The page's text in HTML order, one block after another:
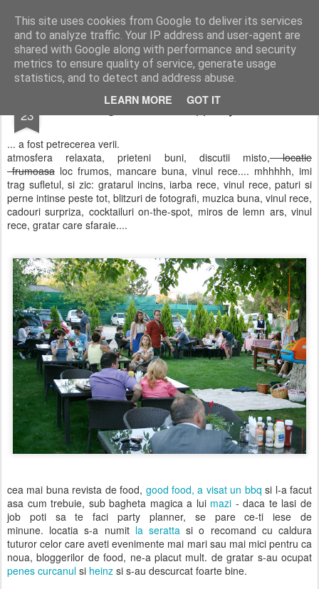
This site uses cookies from Google to deliver its services
and to analyze traffic. Your IP address and user-agent are
shared with Google along with performance and security
metrics to ensure quality of service, generate usage
statistics, and to detect and address abuse.
LEARN MORE GOT IT
wine and knives
23 good food bbq party...
... a fost petrecerea verii.
atmosfera relaxata, prieteni buni, discutii misto,locatie
frumoasa loc frumos, mancare buna, vinul rece.... mhhhhh, imi
trag sufletul, si zic: gratarul incins, iarba rece, vinul rece, paturi si
perne intinse peste tot, blitzuri de fotografi, muzica buna, vinul rece,
cadouri surpriza, cocktailuri on-the-spot, miros de lemn ars, vinul
rece, gratar care sfaraie....
cea mai buna revista de food, good food, a visat un bbq si l-a facut
asa cum trebuie, sub bagheta magica a lui mazi - daca te lasi de
job poti sa te faci party planner, se pare ce-ti iese de
minune. locatia s-a numit la seratta si o recomand cu caldura
tuturor celor care aveti evenimente mai mari sau mai mici pentru ca
noua, bloggerilor de food, ne-a placut mult. de gratar s-au ocupat
penes curcanul si heinz si s-au descurcat foarte bine.